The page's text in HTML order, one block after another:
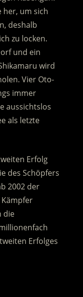
her, um sich
deshalb
zu locken.
und ein
wird
Vier Oto-
immer
aussichtslos
als letzte
Erfolg
des Schöpfers
2002 der
die
Erfolges